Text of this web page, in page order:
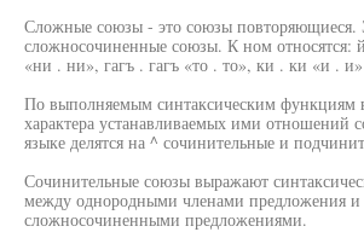
Сложные союзы - это союзы повторяющиеся.
сложносочиненные союзы. К ном относятся:
«ни . ни», гагъ . гагъ «то . то», ки . ки «и .
По выполняемым синтаксическим функциям
характера устанавливаемых ими отношений
языке делятся на ^ сочинительные и
Сочинительные союзы выражают
между однородными членами предложения и
сложносочиненными предложениями.